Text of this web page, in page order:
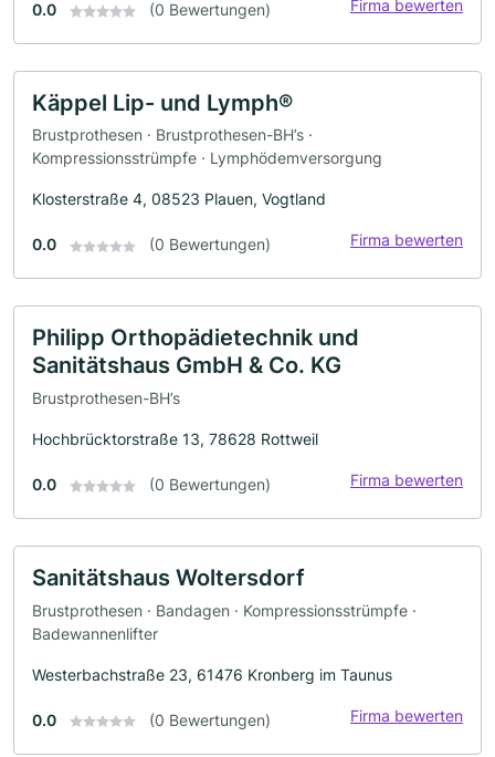
0.0 (0 Bewertungen) Firma bewerten
Käppel Lip- und Lymph®
Brustprothesen · Brustprothesen-BH’s ·
Kompressionsstrümpfe · Lymphödemversorgung
Klosterstraße 4, 08523 Plauen, Vogtland
0.0 (0 Bewertungen) Firma bewerten
Philipp Orthopädietechnik und
Sanitätshaus GmbH & Co. KG
Brustprothesen-BH’s
Hochbrücktorstraße 13, 78628 Rottweil
0.0 (0 Bewertungen) Firma bewerten
Sanitätshaus Woltersdorf
Brustprothesen · Bandagen · Kompressionsstrümpfe ·
Badewannenlifter
Westerbachstraße 23, 61476 Kronberg im Taunus
0.0 (0 Bewertungen) Firma bewerten